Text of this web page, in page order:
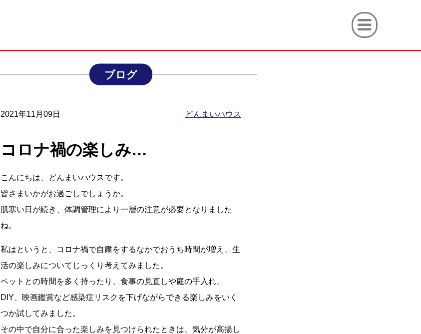
ブログ
2021年11月09日 どんまいハウス
コロナ禍の楽しみ…
こんにちは、どんまいハウスです。
皆さまいかがお過ごしでしょうか。
肌寒い日が続き、体調管理により一層の注意が必要となりました
ね。
私はというと、コロナ禍で自粛をするなかでおうち時間が増え、生
活の楽しみについてじっくり考えてみました。
ペットとの時間を多く持ったり、食事の見直しや庭の手入れ、
DIY、映画鑑賞など感染症リスクを下げながらできる楽しみをいく
つか試してみました。
その中で自分に合った楽しみを見つけられたときは、気分が高揚し